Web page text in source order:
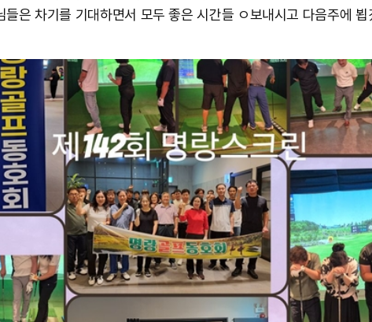
들은 차기를 기대하면서 모두 좋은 시간들 ㅇ보내시고 다음주에 뵙